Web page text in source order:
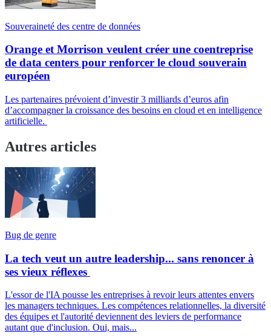
Souveraineté des centre de données
Orange et Morrison veulent créer une coentreprise
de data centers pour renforcer le cloud souverain
européen
Les partenaires prévoient d’investir 3 milliards d’euros afin
d’accompagner la croissance des besoins en cloud et en intelligence
artificielle.
Autres articles
Bug de genre
La tech veut un autre leadership... sans renoncer à
ses vieux réflexes
L'essor de l'IA pousse les entreprises à revoir leurs attentes envers
les managers techniques. Les compétences relationnelles, la diversité
des équipes et l'autorité deviennent des leviers de performance
autant que d'inclusion. Oui, mais...